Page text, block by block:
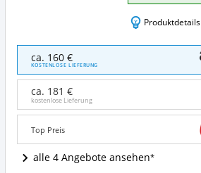
Produktdetails
Aktenschrank
Frank
weiß
Schrank
2
Türen
Büroschrank
Standregal
Angebote:
ca. 160 €
KOSTENLOSE LIEFERUNG
ca. 181 €
kostenlose Lieferung
Top Preis
alle 4 Angebote ansehen